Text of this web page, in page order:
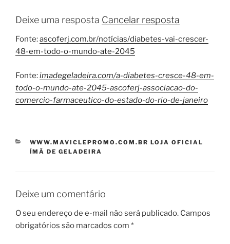
Deixe uma resposta Cancelar resposta
Fonte:ascoferj.com.br/notícias/diabetes-vai-crescer-
48-em-todo-o-mundo-ate-2045
Fonte:imadegeladeira.com/a-diabetes-cresce-48-em-
todo-o-mundo-ate-2045-ascoferj-associacao-do-
comercio-farmaceutico-do-estado-do-rio-de-janeiro
CATEGORIAS
WWW.MAVICLEPROMO.COM.BR LOJA OFICIAL
ÍMÃ DE GELADEIRA
Deixe um comentário
O seu endereço de e-mail não será publicado. Campos
obrigatórios são marcados com *